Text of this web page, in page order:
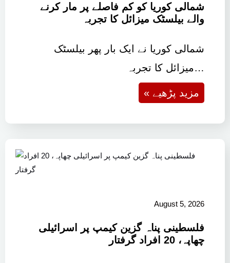
شمالی کوریا کو کم فاصلے پر مار کرنے
والے بیلسٹک میزائل کا تجربہ
شمالی کوریا نے ایک بار پھر بیلسٹک
میزائل کا تجربہ…
« مزید پڑھیے
August 5, 2026
فلسطینی پناہ گزین کیمپ پر اسرائیلی
چھاپہ، 20 افراد گرفتار